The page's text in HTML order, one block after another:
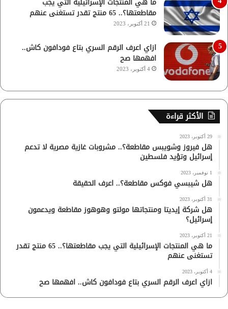
مقاطعتها؟.. 65 منتج تقدر تستغنى عنهم
21 أكتوبر، 2023
ازاي اعرف الرقم السري بتاع فودافون كاش..
افهمها صح
4 أكتوبر، 2023
الأكثر قراءة
29 أكتوبر، 2023
هل فيروز وشويبس مقاطعة؟.. مشروبات غازية مصرية لا تدعم
إسرائيل وتؤيد فلسطين
1 نوفمبر، 2023
هل شيبسي فوكس مقاطعة؟.. اعرف الحقيقة
31 أكتوبر، 2023
هل شركة إيديتا ومنتجاتها مولتو وهوهوز مقاطعة ويدعمون
إسرائيل؟
21 أكتوبر، 2023
ما هي المنتجات الإسرائيلية التي يجب مقاطعتها؟.. 65 منتج تقدر
تستغنى عنهم
4 أكتوبر، 2023
ازاي اعرف الرقم السري بتاع فودافون كاش.. افهمها صح